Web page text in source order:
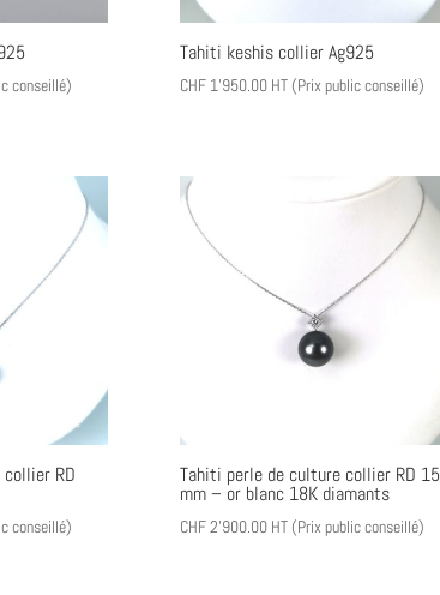
conseillé)
Tahiti keshis collier Ag925
CHF1'950.00 HT (Prix public conseillé)
RD
conseillé)
Tahiti perle de culture collier RD 15
mm – or blanc 18K diamants
CHF2'900.00 HT (Prix public conseillé)